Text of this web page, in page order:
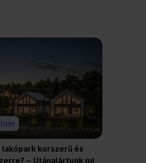
korszerű és
– Utánajártunk mi